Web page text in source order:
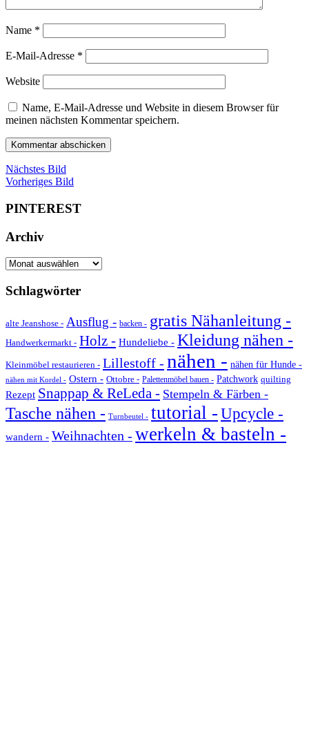
Name *
E-Mail-Adresse *
Website
Name, E-Mail-Adresse und Website in diesem Browser für
meinen nächsten Kommentar speichern.
Nächstes Bild
Vorheriges Bild
PINTEREST
Archiv
Archiv
Schlagwörter
alte Jeanshose - Ausflug - backen - gratis Nähanleitung -
Handwerkermarkt - Holz - Hundeliebe - Kleidung nähen -
Kleinmöbel restaurieren - Lillestoff - nähen - nähen für Hunde -
nähen mit Kordel - Ostern - Ottobre - Palettenmöbel bauen - Patchwork quilting
Rezept Snappap & ReLeda - Stempeln & Färben -
Tasche nähen - Turnbeutel - tutorial -Upcycle -
wandern - Weihnachten - werkeln & basteln -